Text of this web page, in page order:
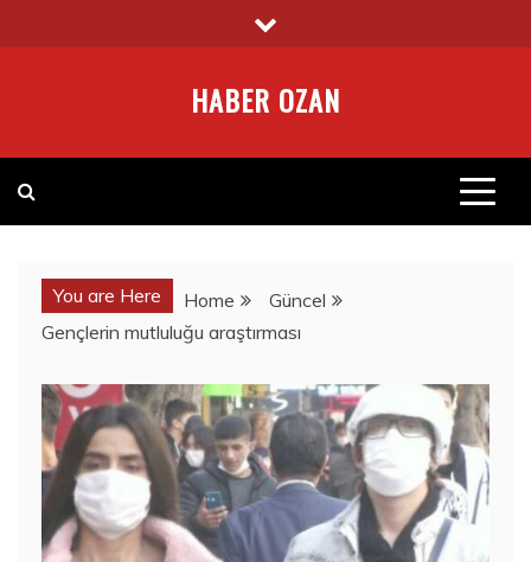
to
HABER OZAN
You are Here Home
Güncel
Gençlerin mutluluğu araştırması